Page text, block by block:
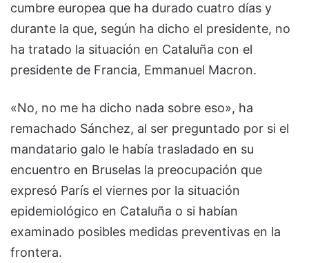
cumbre europea que ha durado cuatro días y
durante la que, según ha dicho el presidente, no
ha tratado la situación en Cataluña con el
presidente de Francia, Emmanuel Macron.
«No, no me ha dicho nada sobre eso», ha
remachado Sánchez, al ser preguntado por si el
mandatario galo le había trasladado en su
encuentro en Bruselas la preocupación que
expresó París el viernes por la situación
epidemiológico en Cataluña o si habían
examinado posibles medidas preventivas en la
frontera.